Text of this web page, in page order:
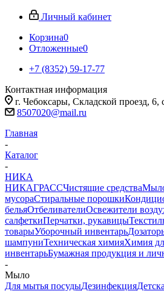
Личный кабинет
Корзина0
Отложенные0
+7 (8352) 59-17-77
Контактная информация
г. Чебоксары, Складской проезд, 6,
8507020@mail.ru
Главная
-
Каталог
-
НИКА
НИКАГРАССЧистящие средства
мусораСтиральные порошки
бельяОтбеливателиОсвежители
салфеткиПерчатки, рукавицы
товарыУборочный инвентарь
шампуниТехническая химияХимия
инвентарьБумажная продукция и
-
Мыло
Для мытья посудыДезинфекция